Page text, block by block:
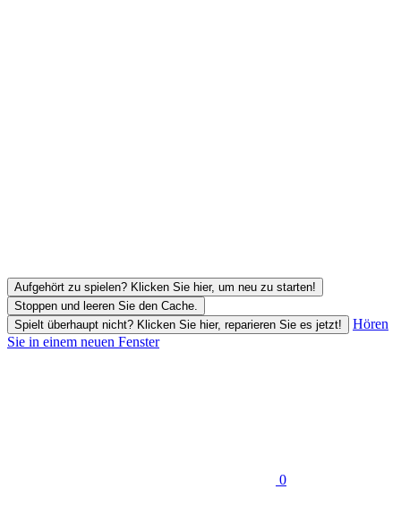
Aufgehört zu spielen? Klicken Sie hier, um neu zu starten!
Stoppen und leeren Sie den Cache.
Spielt überhaupt nicht? Klicken Sie hier, reparieren Sie es jetzt!
Hören
Sie in einem neuen Fenster
0